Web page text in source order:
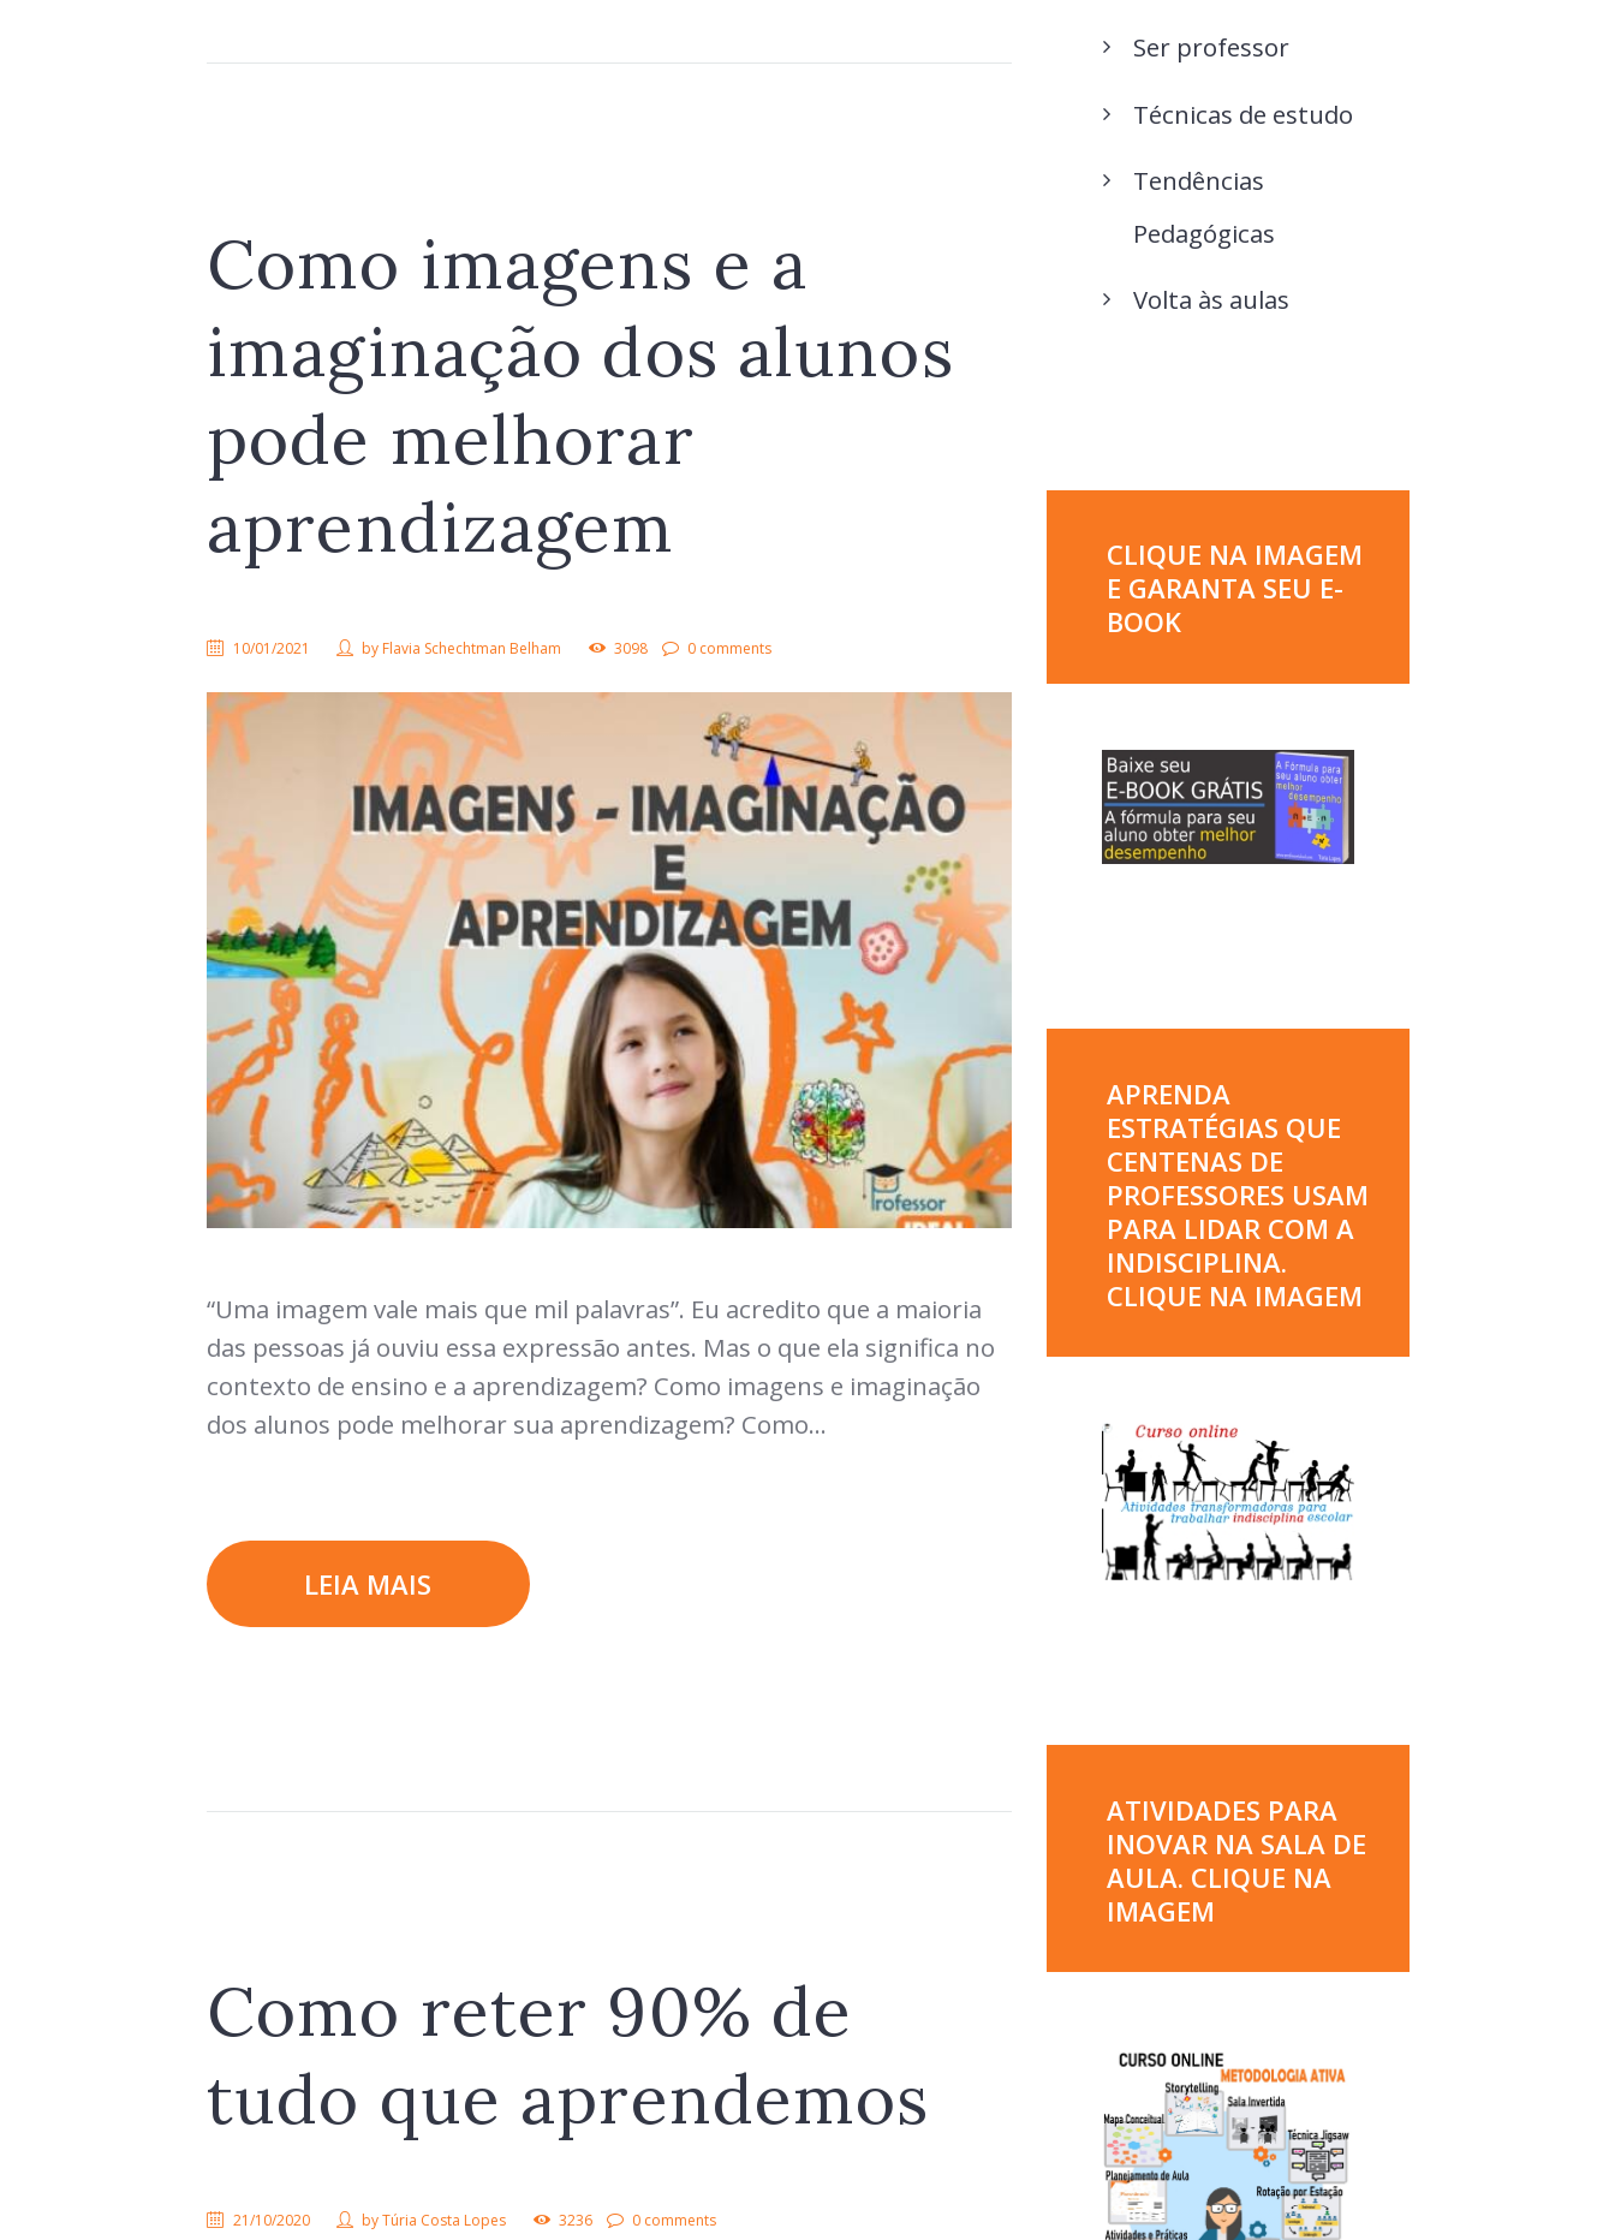
Como imagens e a
imaginação dos alunos
pode melhorar
aprendizagem
10/01/2021 by Flavia Schechtman Belham 3098 0 comments
“Uma imagem vale mais que mil palavras”. Eu acredito que a maioria
das pessoas já ouviu essa expressão antes. Mas o que ela significa no
contexto de ensino e a aprendizagem? Como imagens e imaginação
dos alunos pode melhorar sua aprendizagem? Como...
LEIA MAIS
Como reter 90% de
tudo que aprendemos
21/10/2020 byTúria Costa Lopes 3236 0 comments
Ser professor
Técnicas de estudo
Tendências
Pedagógicas
Volta às aulas
CLIQUE NA IMAGEM
E GARANTA SEU E-
BOOK
APRENDA
ESTRATÉGIAS QUE
CENTENAS DE
PROFESSORES USAM
PARA LIDAR COM A
INDISCIPLINA.
CLIQUE NA IMAGEM
ATIVIDADES PARA
INOVAR NA SALA DE
AULA. CLIQUE NA
IMAGEM